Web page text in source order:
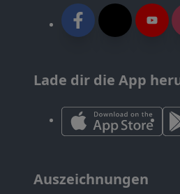
Lade dir die App
Auszeichnungen